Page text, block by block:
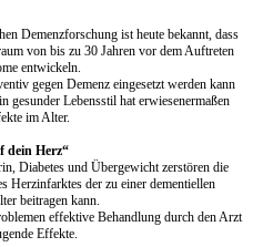
Demenzforschung ist heute bekannt, dass
von bis zu 30 Jahren vor dem Auftreten
entwickeln.
gegen Demenz eingesetzt werden kann
gesunder Lebensstil hat erwiesenermaßen
im Alter.
dein Herz“
Diabetes und Übergewicht zerstören die
Herzinfarktes der zu einer dementiellen
beitragen kann.
effektive Behandlung durch den Arzt
Effekte.